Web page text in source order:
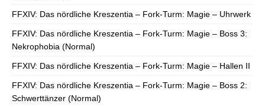
FFXIV: Das nördliche Kreszentia – Fork-Turm: Magie – Uhrwerk
FFXIV: Das nördliche Kreszentia – Fork-Turm: Magie – Boss 3:
Nekrophobia (Normal)
FFXIV: Das nördliche Kreszentia – Fork-Turm: Magie – Hallen II
FFXIV: Das nördliche Kreszentia – Fork-Turm: Magie – Boss 2:
Schwerttänzer (Normal)